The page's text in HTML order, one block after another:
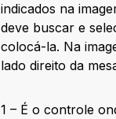
indicados na
deve buscar e
colocá-la. Na
lado direito da
1 – É o controle